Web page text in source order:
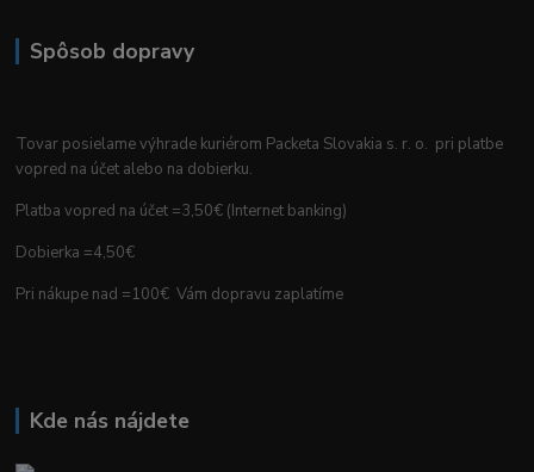
Spôsob dopravy
Tovar posielame výhrade kuriérom Packeta Slovakia s. r. o. pri platbe
vopred na účet alebo na dobierku.
Platba vopred na účet =3,50€ (Internet banking)
Dobierka =4,50€
Pri nákupe nad =100€ Vám dopravu zaplatíme
Kde nás nájdete